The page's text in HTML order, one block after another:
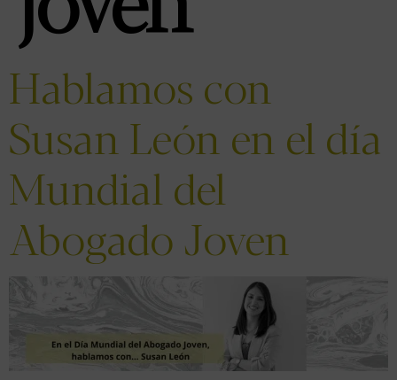
Hablamos con
Susan León en el día
Mundial del
Abogado Joven